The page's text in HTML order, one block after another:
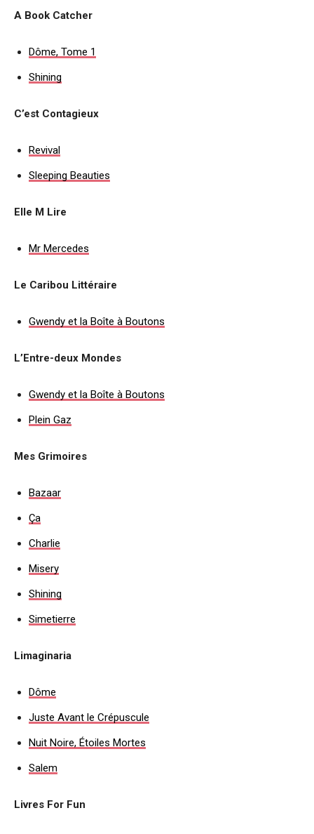
A Book Catcher
Dôme, Tome 1
Shining
C’est Contagieux
Revival
Sleeping Beauties
Elle M Lire
Mr Mercedes
Le Caribou Littéraire
Gwendy et la Boîte à Boutons
L’Entre-deux Mondes
Gwendy et la Boîte à Boutons
Plein Gaz
Mes Grimoires
Bazaar
Ça
Charlie
Misery
Shining
Simetierre
Limaginaria
Dôme
Juste Avant le Crépuscule
Nuit Noire, Étoiles Mortes
Salem
Livres For Fun